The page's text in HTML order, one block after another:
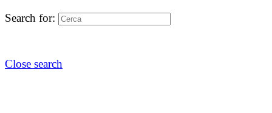
Search for:
Close search